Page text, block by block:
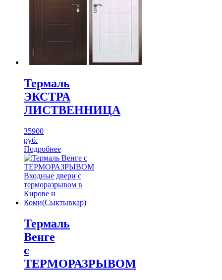
Термаль
ЭКСТРА
ЛИСТВЕННИЦА
35900
руб.
Подробнее
Термаль
Венге
с
ТЕРМОРАЗРЫВОМ